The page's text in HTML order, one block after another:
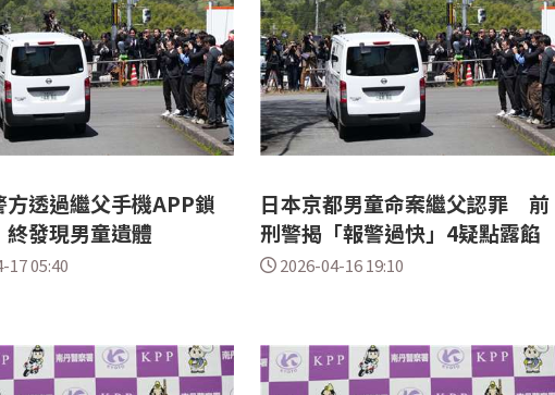
方透過繼父手機APP鎖
發現男童遺體
17 05:40
日本京都男童命案繼父認罪 前
刑警揭「報警過快」4疑點露餡
2026-04-16 19:10